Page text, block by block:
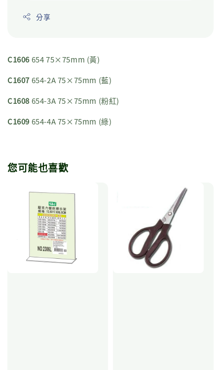
分享
C1606654 75×75mm (黃)
C1607654-2A 75×75mm (藍)
C1608654-3A 75×75mm (粉紅)
C1609 654-4A 75×75mm (綠)
您可能也喜歡